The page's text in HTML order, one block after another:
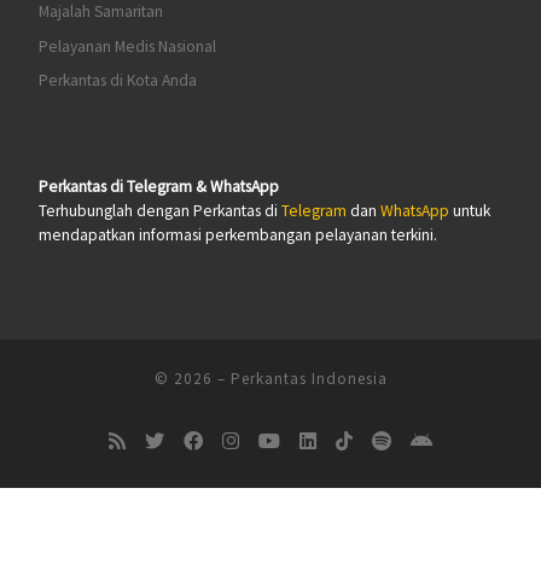
Majalah Samaritan
Pelayanan Medis Nasional
Perkantas di Kota Anda
Perkantas di Telegram & WhatsApp
Terhubunglah dengan Perkantas di Telegram dan WhatsApp untuk
mendapatkan informasi perkembangan pelayanan terkini.
© 2026 – Perkantas Indonesia